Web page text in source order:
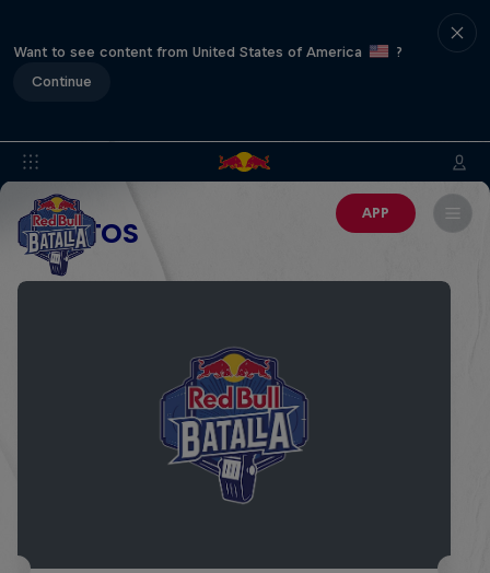
Want to see content from United States of America
?
Continue
APP
EVENTOS